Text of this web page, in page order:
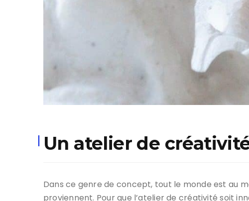
Un atelier de
Dans ce genre de concept, tout le monde est au
proviennent. Pour que l’atelier de créativité soit